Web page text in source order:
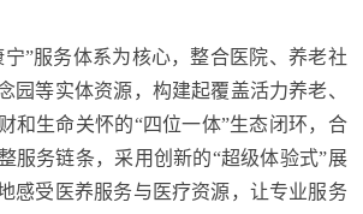
宁”服务体系为核心，整合医院、养老社
园等实体资源，构建起覆盖活力养老、
和生命关怀的“四位一体”生态闭环，合
服务链条，采用创新的“超级体验式”展
感受医养服务与医疗资源，让专业服务